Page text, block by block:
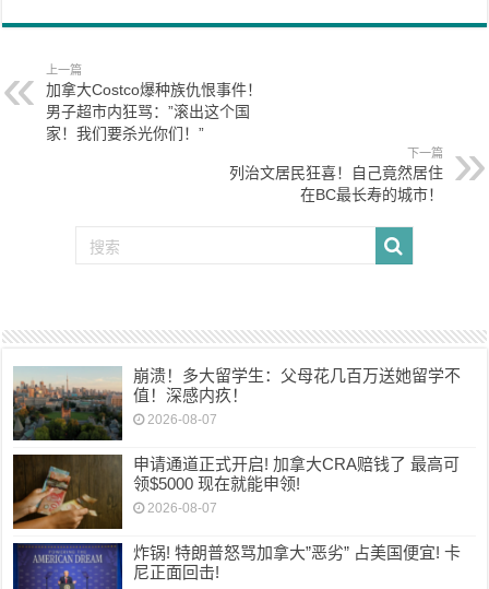
上一篇
加拿大Costco爆种族仇恨事件！
男子超市内狂骂：”滚出这个国
家！我们要杀光你们！”
下一篇
列治文居民狂喜！自己竟然居住
在BC最长寿的城市！
崩溃！多大留学生：父母花几百万送她留学不
值！深感内疚！
2026-08-07
申请通道正式开启! 加拿大CRA赔钱了 最高可
领$5000 现在就能申领!
2026-08-07
炸锅! 特朗普怒骂加拿大”恶劣” 占美国便宜! 卡
尼正面回击!